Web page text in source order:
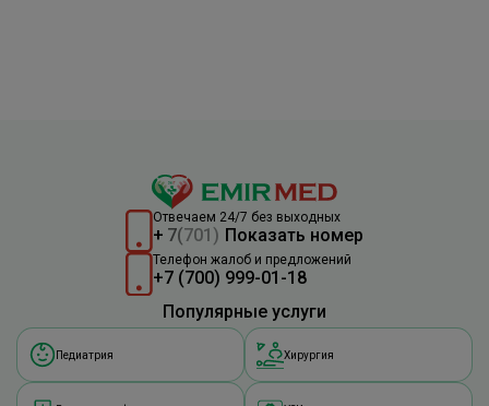
Отвечаем 24/7 без выходных
+ 7(701) Показать номер
Телефон жалоб и предложений
+7 (700) 999-01-18
Популярные услуги
Педиатрия Хирургия